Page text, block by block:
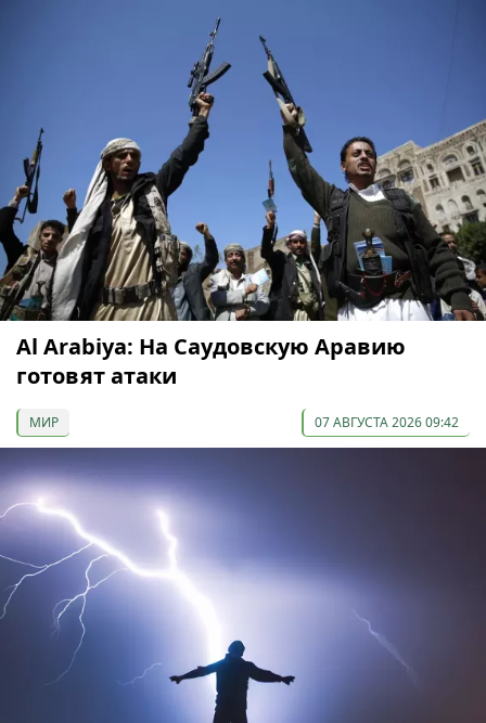
Al Arabiya: На Саудовскую Аравию
готовят атаки
МИР 07 АВГУСТА 2026 09:42